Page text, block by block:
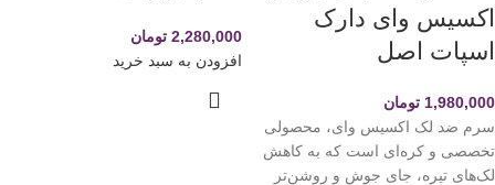
اکسیس وای دارک
اسپات اصل
1,980,000 تومان
سرم ضد لک اکسیس وای، محصولی
تخصصی و کره‌ای است که به کاهش
لک‌های تیره، جای جوش و روشن‌تر
2,280,000 تومان
افزودن به سبد خرید